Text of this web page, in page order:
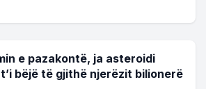
e pazakontë, ja asteroidi
bëjë të gjithë njerëzit bilionerë